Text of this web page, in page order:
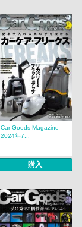
Car Goods Magazine
2024年7...
購入